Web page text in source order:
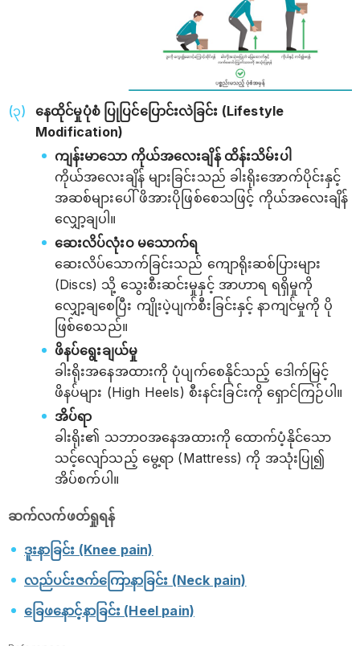
နေထိုင်မှုပုံစံ ပြုပြင်ပြောင်းလဲခြင်း (Lifestyle
Modification)
ကျန်းမာသော ကိုယ်အလေးချိန် ထိန်းသိမ်းပါ
ကိုယ်အလေးချိန် များခြင်းသည် ခါးရိုးအောက်ပိုင်းနှင့်
အဆစ်များပေါ် ဖိအားပိုဖြစ်စေသဖြင့် ကိုယ်အလေးချိန်
လျှော့ချပါ။
ဆေးလိပ်လုံးဝ မသောက်ရ
ဆေးလိပ်သောက်ခြင်းသည် ကျောရိုးဆစ်ပြားများ
(Discs) သို့ သွေးစီးဆင်းမှုနှင့် အာဟာရ ရရှိမှုကို
လျှော့ချစေပြီး ကျိုးပဲ့ပျက်စီးခြင်းနှင့် နာကျင်မှုကို ပို
ဖြစ်စေသည်။
ဖိနပ်ရွေးချယ်မှု
ခါးရိုးအနေအထားကို ပုံပျက်စေနိုင်သည့် ဒေါက်မြင့်
ဖိနပ်များ (High Heels) စီးနင်းခြင်းကို ရှောင်ကြဉ်ပါ။
အိပ်ရာ
ခါးရိုး၏ သဘာဝအနေအထားကို ထောက်ပံ့နိုင်သော
သင့်လျော်သည့် မွေ့ရာ (Mattress) ကို အသုံးပြု၍
အိပ်စက်ပါ။
ဆက်လက်ဖတ်ရှုရန်
ဒူးနာခြင်း (Knee pain)
လည်ပင်းဇက်ကြောနာခြင်း (Neck pain)
ခြေဖနောင့်နာခြင်း (Heel pain)